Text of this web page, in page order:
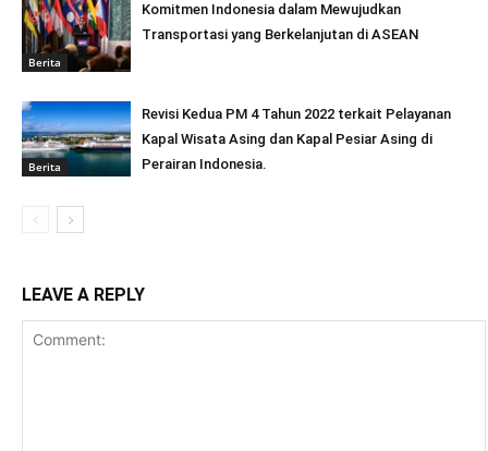
Berita
Komitmen Indonesia dalam Mewujudkan
Transportasi yang Berkelanjutan di ASEAN
Berita
Revisi Kedua PM 4 Tahun 2022 terkait Pelayanan
Kapal Wisata Asing dan Kapal Pesiar Asing di
Perairan Indonesia.
LEAVE A REPLY